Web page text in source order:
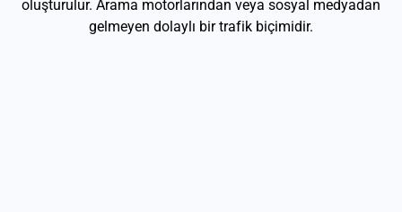
oluşturulur. Arama motorlarından veya sosyal medyadan
gelmeyen dolaylı bir trafik biçimidir.